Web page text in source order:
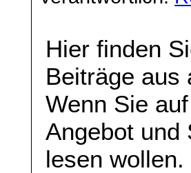
Hier finden
Beiträge aus
Wenn Sie
Angebot und
lesen wollen.